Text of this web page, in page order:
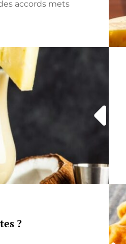
accords mets
?